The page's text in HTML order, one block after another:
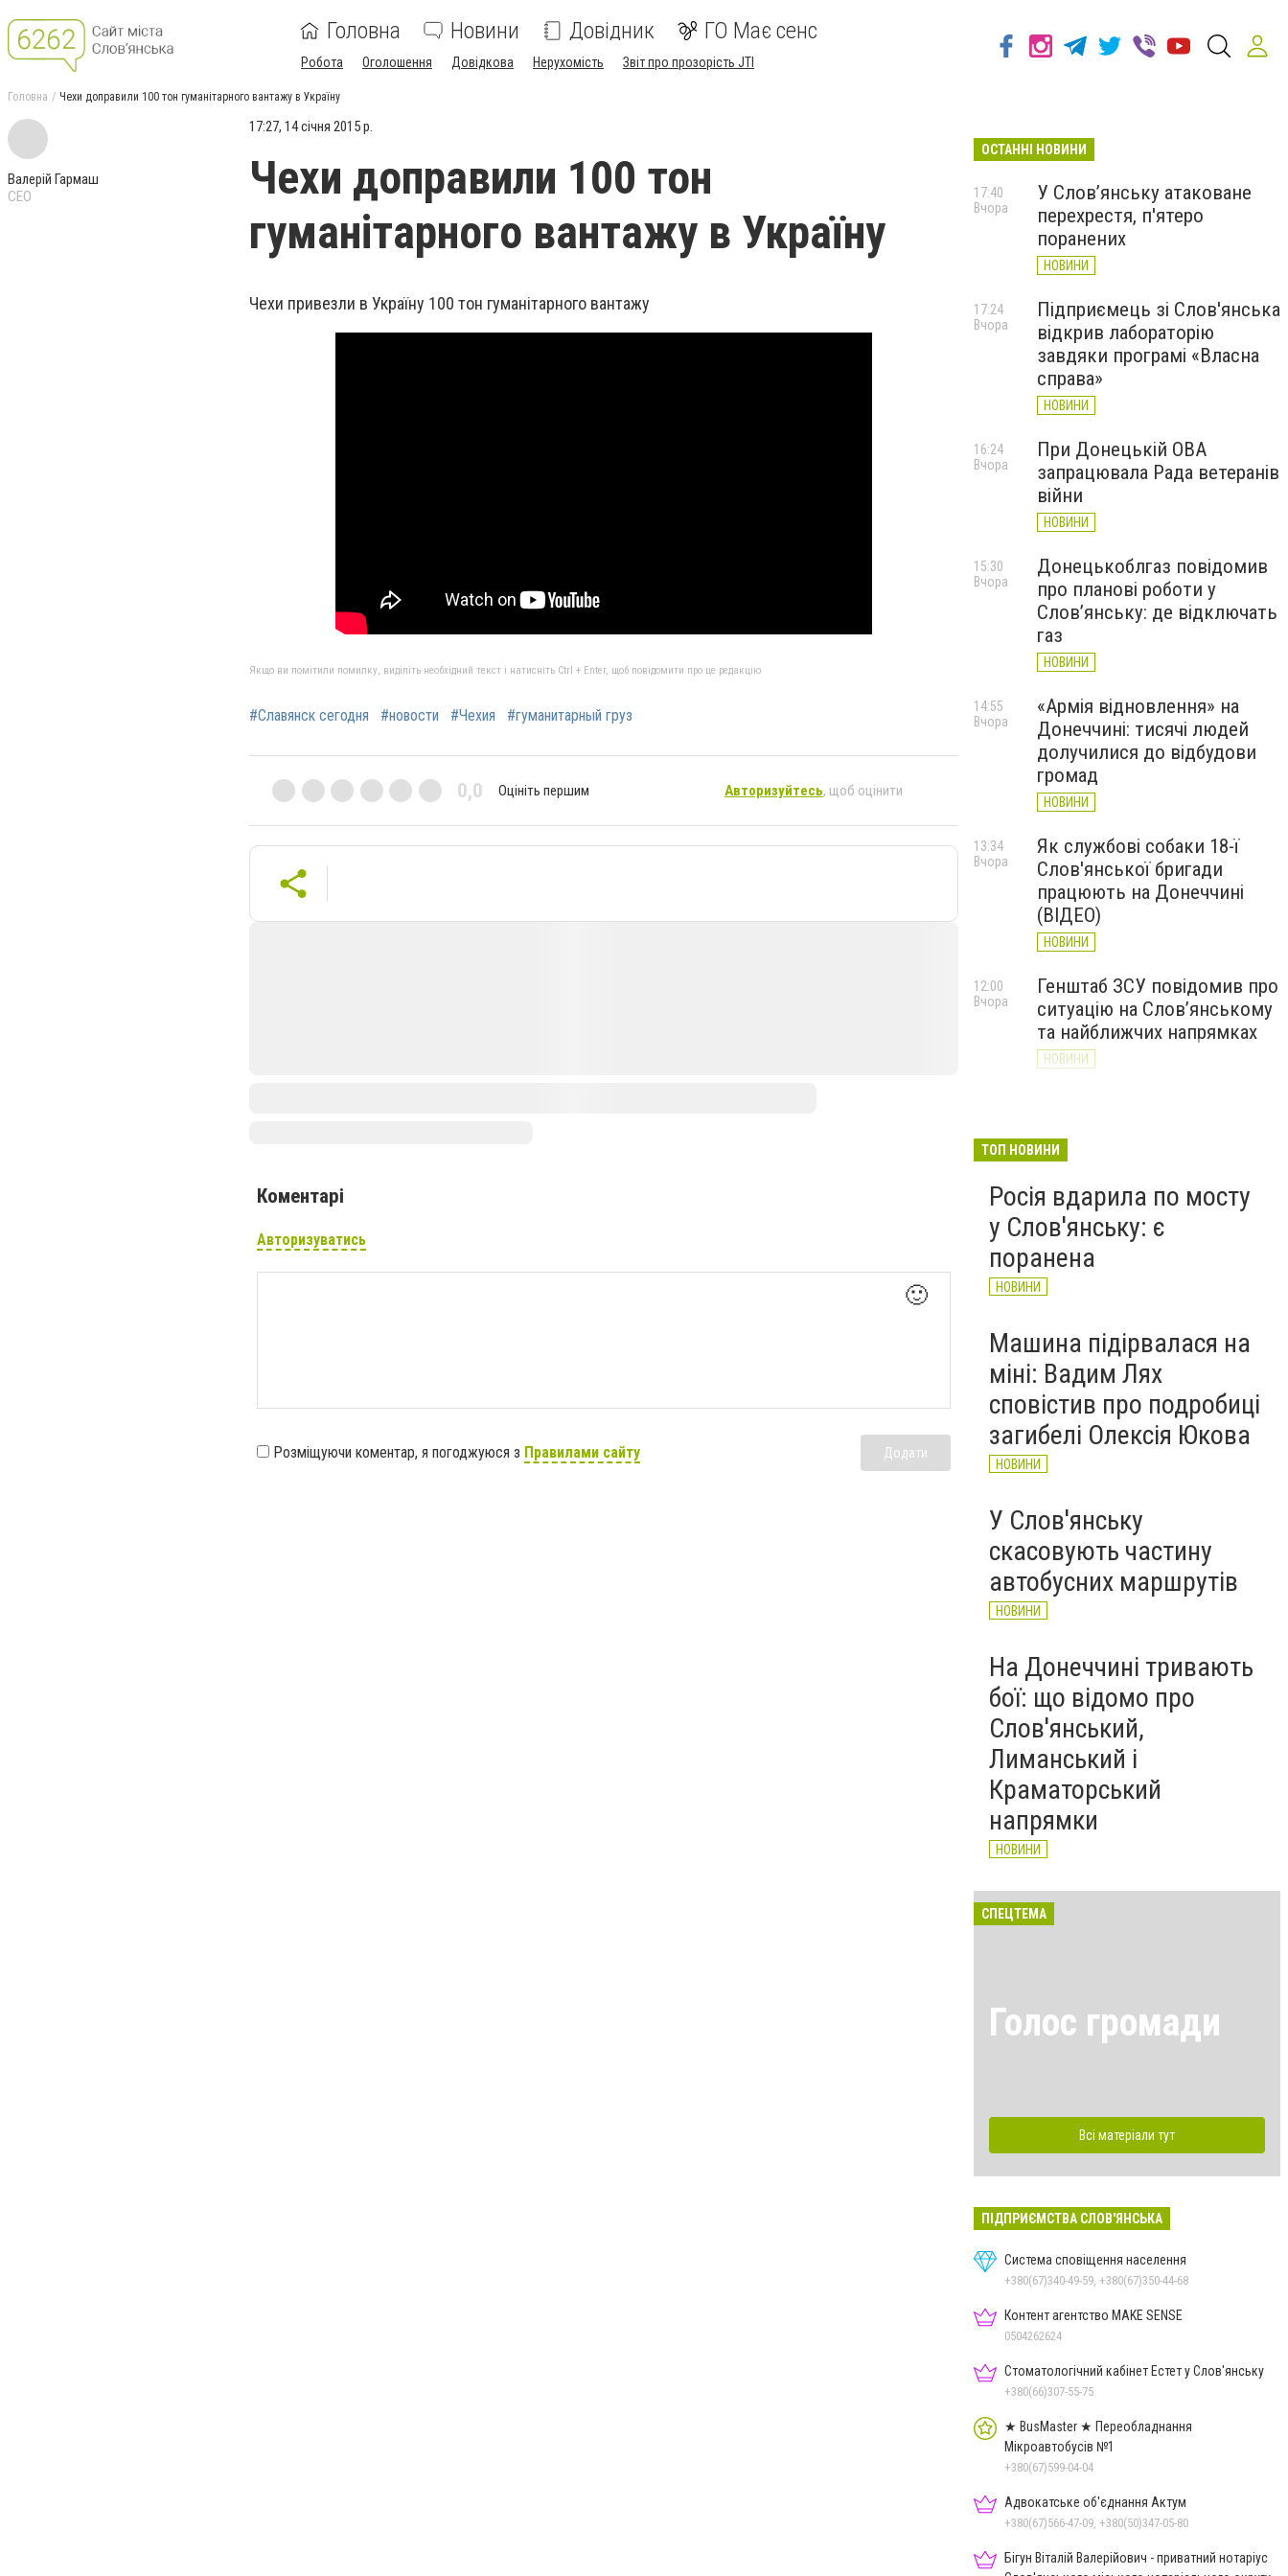
Головна Новини Довідник ГО Має сенс
Робота Оголошення Довідкова Нерухомість Звіт про прозорість JTI
Головна Чехи доправили 100 тон гуманітарного вантажу в Україну
Валерій Гармаш
CEO
17:27, 14 січня 2015 р.
Чехи доправили 100 тон
гуманітарного вантажу в Україну
Чехи привезли в Україну 100 тон гуманітарного вантажу
Якщо ви помітили помилку, виділіть необхідний текст і натисніть Ctrl + Enter, щоб повідомити про це редакцію
#Славянск сегодня #новости #Чехия #гуманитарный груз
0,0 Оцініть першим Авторизуйтесь, щоб оцінити
Коментарі
Авторизуватись
🙂
Розміщуючи коментар, я погоджуюся з Правилами сайту Додати
ОСТАННІ НОВИНИ
У Слов’янську атаковане
перехрестя, п'ятеро
поранених
НОВИНИ
17:40
Вчора
Підприємець зі Слов'янська
відкрив лабораторію
завдяки програмі «Власна
справа»
НОВИНИ
17:24
Вчора
При Донецькій ОВА
запрацювала Рада ветеранів
війни
НОВИНИ
16:24
Вчора
Донецькоблгаз повідомив
про планові роботи у
Слов’янську: де відключать
газ
НОВИНИ
15:30
Вчора
«Армія відновлення» на
Донеччині: тисячі людей
долучилися до відбудови
громад
НОВИНИ
14:55
Вчора
Як службові собаки 18-ї
Слов'янської бригади
працюють на Донеччині
(ВІДЕО)
НОВИНИ
13:34
Вчора
Генштаб ЗСУ повідомив про
ситуацію на Слов’янському
та найближчих напрямках
НОВИНИ
12:00
Вчора
великої війни: 7 серпня
ТОП НОВИНИ
Росія вдарила по мосту
у Слов'янську: є
поранена
НОВИНИ
Машина підірвалася на
міні: Вадим Лях
сповістив про подробиці
загибелі Олексія Юкова
НОВИНИ
У Слов'янську
скасовують частину
автобусних маршрутів
НОВИНИ
На Донеччині тривають
бої: що відомо про
Слов'янський,
Лиманський і
Краматорський
напрямки
НОВИНИ
СПЕЦТЕМА
Голос громади
Всі матеріали тут
ПІДПРИЄМСТВА СЛОВ'ЯНСЬКА
Система сповіщення населення
+380(67)340-49-59, +380(67)350-44-68
Контент агентство MAKE SENSE
0504262624
Стоматологічний кабінет Естет у Слов'янську
+380(66)307-55-75
★ BusMaster ★ Переобладнання
Мікроавтобусів №1
+380(67)599-04-04
Адвокатське об'єднання Актум
+380(67)566-47-09, +380(50)347-05-80
Бігун Віталій Валерійович - приватний нотаріус